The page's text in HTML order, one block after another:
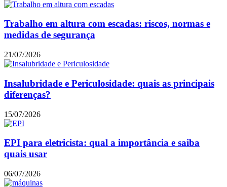
Trabalho em altura com escadas: riscos, normas e
medidas de segurança
21/07/2026
Insalubridade e Periculosidade: quais as principais
diferenças?
15/07/2026
EPI para eletricista: qual a importância e saiba
quais usar
06/07/2026